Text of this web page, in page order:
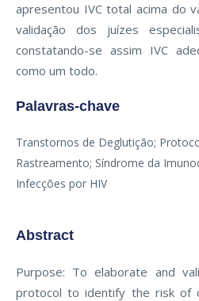
apresentou IVC total acima do
validação dos juízes
constatando-se assim IVC
como um todo.
Palavras-chave
Transtornos de Deglutição;
Rastreamento; Síndrome da
Infecções por HIV
Abstract
Purpose: To elaborate and
protocol to identify the risk of